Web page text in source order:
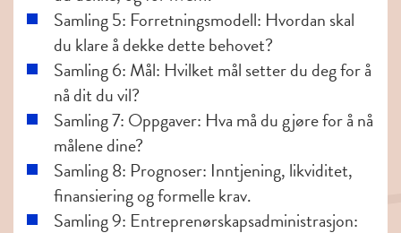
Samling 5: Forretningsmodell: Hvordan skal
du klare å dekke dette behovet?
Samling 6: Mål: Hvilket mål setter du deg for å
nå dit du vil?
Samling 7: Oppgaver: Hva må du gjøre for å nå
målene dine?
Samling 8: Prognoser: Inntjening, likviditet,
finansiering og formelle krav.
Samling 9: Entreprenørskapsadministrasjon: